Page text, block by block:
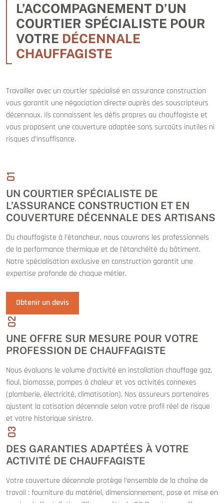
L’ACCOMPAGNEMENT D’UN
COURTIER SPÉCIALISTE POUR
VOTRE DÉCENNALE
CHAUFFAGISTE
Travailler avec un courtier spécialisé en assurance construction
vous garantit une négociation directe auprès des souscripteurs
décennaux. Ils connaissent les défis propres au chauffagiste et
vous proposent une couverture adaptée sans surcoûts inutiles ni
risques d’insuffisance.
01
UN COURTIER SPÉCIALISTE DE
L’ASSURANCE CONSTRUCTION ET EN
COUVERTURE DÉCENNALE DES ARTISANS
Du chauffagiste à l’étancheur, nous couvrons les professionnels
de la performance thermique et de l’étanchéité du bâtiment.
Notre spécialisation exclusive en construction garantit une
expertise profonde de chaque métier.
Obtenir un devis
02
UNE OFFRE SUR MESURE POUR VOTRE
PROFESSION DE CHAUFFAGISTE
Nous évaluons le volume d’activité en installation chauffage gaz,
fioul, biomasse, pompes à chaleur et vos activités connexes
(plomberie, électricité, climatisation). Nos assureurs partenaires
ajustent la cotisation décennale selon votre profil réel de risque
et votre historique sinistre.
03
DES GARANTIES ADAPTÉES À VOTRE
ACTIVITÉ DE CHAUFFAGISTE
Votre couverture décennale protège l’ensemble de la chaîne de
travail : fourniture du matériel, dimensionnement, pose et mise en